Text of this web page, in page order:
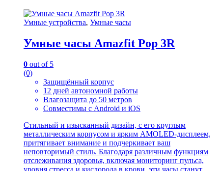
Умные устройства, Умные часы
Умные часы Amazfit Pop 3R
0 out of 5
(0)
Защищённый корпус
12 дней автономной работы
Влагозащита до 50 метров
Совместимы с Android и iOS
Стильный и изысканный дизайн, с его круглым
металлическим корпусом и ярким AMOLED-дисплеем,
притягивает внимание и подчеркивает ваш
неповторимый стиль. Благодаря различным функциям
отслеживания здоровья, включая мониторинг пульса,
уровня стресса и кислорода в крови, эти часы станут